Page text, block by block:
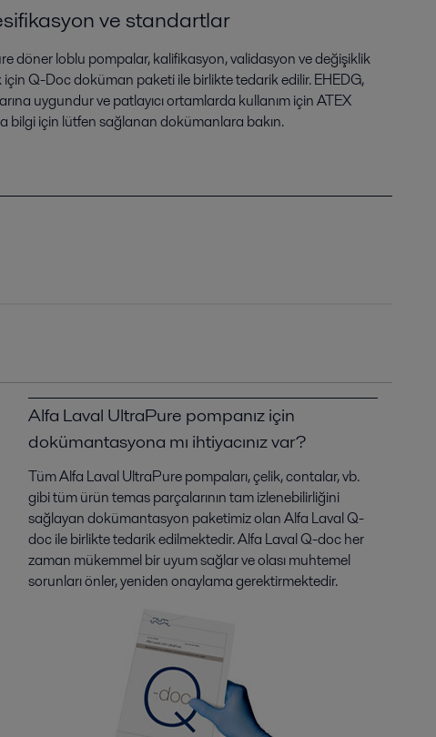
ve standartlar
döner loblu pompalar, kalifikasyon, validasyon ve değişiklik
için Q-Doc doküman paketi ile birlikte tedarik edilir. EHEDG,
uygundur ve patlayıcı ortamlarda kullanım için ATEX
bilgi için lütfen sağlanan dokümanlara bakın.
Alfa Laval UltraPure pompanız için
dokümantasyona mı ihtiyacınız var?
Tüm Alfa Laval UltraPure pompaları, çelik, contalar, vb.
gibi tüm ürün temas parçalarının tam izlenebilirliğini
sağlayan dokümantasyon paketimiz olan Alfa Laval Q-
doc ile birlikte tedarik edilmektedir. Alfa Laval Q-doc her
zaman mükemmel bir uyum sağlar ve olası muhtemel
sorunları önler, yeniden onaylama gerektirmektedir.